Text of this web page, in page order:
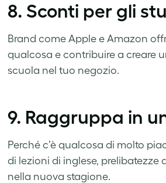
8. Sconti per gli
Brand come Apple e Amazon
qualcosa e contribuire a creare
scuola nel tuo negozio.
9. Raggruppa in
Perché c’è qualcosa di molto
di lezioni di inglese,
nella nuova stagione.